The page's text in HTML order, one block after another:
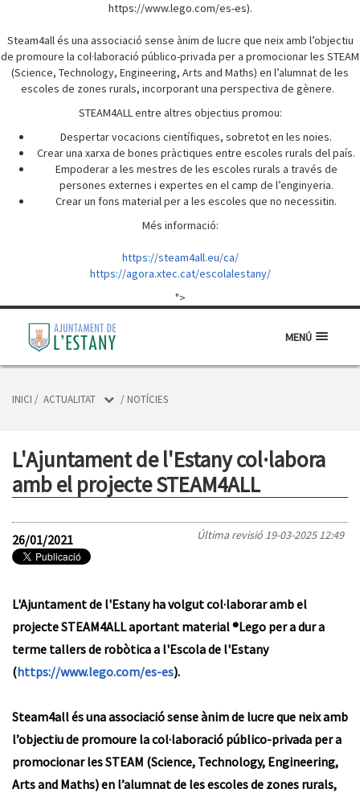
https://www.lego.com/es-es).
Steam4all és una associació sense ànim de lucre que neix amb l’objectiu
de promoure la col·laboració público-privada per a promocionar les STEAM
(Science, Technology, Engineering, Arts and Maths) en l’alumnat de les
escoles de zones rurals, incorporant una perspectiva de gènere.
STEAM4ALL entre altres objectius promou:
Despertar vocacions científiques, sobretot en les noies.
Crear una xarxa de bones pràctiques entre escoles rurals del país.
Empoderar a les mestres de les escoles rurals a través de
persones externes i expertes en el camp de l’enginyeria.
Crear un fons material per a les escoles que no necessitin.
Més informació:
https://steam4all.eu/ca/
https://agora.xtec.cat/escolalestany/
">
MENÚ
INICI / ACTUALITAT / NOTÍCIES
L'Ajuntament de l'Estany col·labora
amb el projecte STEAM4ALL
Última revisió 19-03-2025 12:49
26/01/2021
L'Ajuntament de l'Estany ha volgut col·laborar amb el
projecte STEAM4ALL aportant material ®Lego per a dur a
terme tallers de robòtica a l'Escola de l'Estany
(https://www.lego.com/es-es).
Steam4all és una associació sense ànim de lucre que neix amb
l’objectiu de promoure la col·laboració público-privada per a
promocionar les STEAM (Science, Technology, Engineering,
Arts and Maths) en l’alumnat de les escoles de zones rurals,